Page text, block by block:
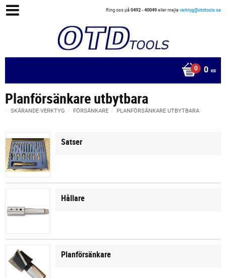
Ring oss på0492 - 40049eller mejlaverktyg@otdtools.se
0 KR
Planförsänkare utbytbara
SKÄRANDE VERKTYG FÖRSÄNKARE PLANFÖRSÄNKARE UTBYTBARA
Satser
Hållare
Planförsänkare